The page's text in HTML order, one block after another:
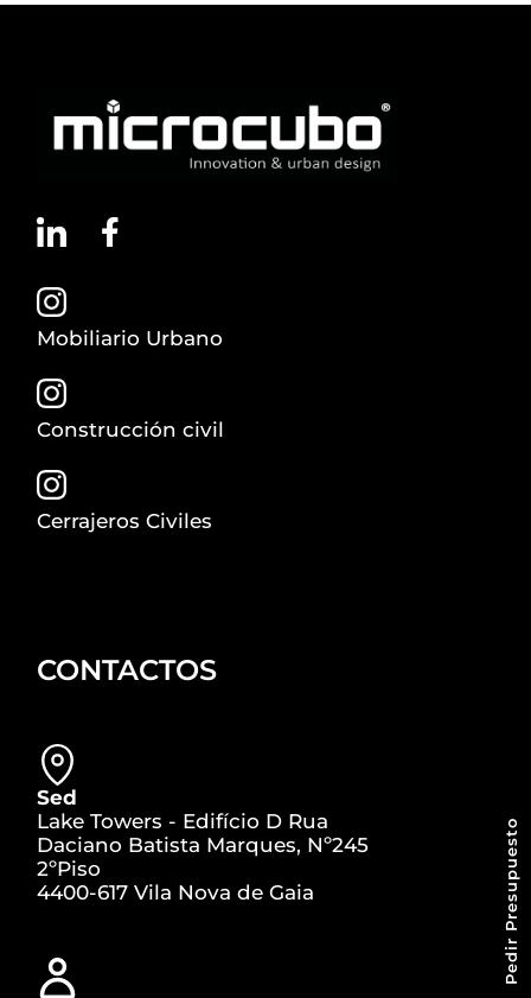
Mobiliario Urbano
Construcción civil
Cerrajeros Civiles
CONTACTOS
Sed
Lake Towers - Edifício D Rua
Daciano Batista Marques, Nº245
2ºPiso
4400-617 Vila Nova de Gaia
Pedir Presupuesto